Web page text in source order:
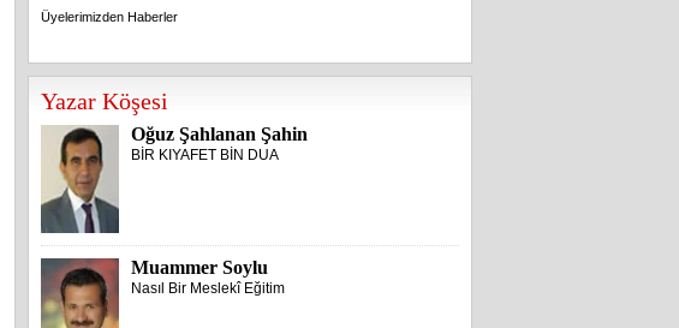
Üyelerimizden Haberler
Yazar Köşesi
Oğuz Şahlanan Şahin
BİR KIYAFET BİN DUA
Muammer Soylu
Nasıl Bir Meslekî Eğitim